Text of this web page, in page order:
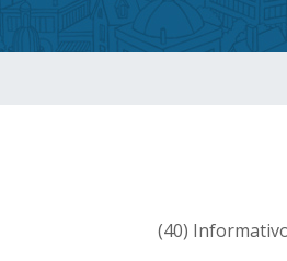
(40)